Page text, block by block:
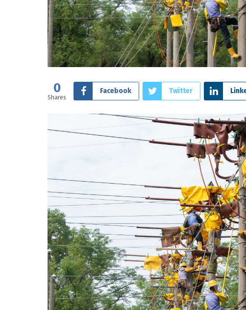
0
Shares
Facebook Twitter